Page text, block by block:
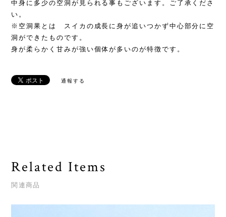
中身に多少の空洞が見られる事もございます。ご了承くださ
い。
※空洞果とは スイカの成長に身が追いつかず中心部分に空
洞ができたものです。
身が柔らかく甘みが強い個体が多いのが特徴です。
通報する
Related Items
関連商品